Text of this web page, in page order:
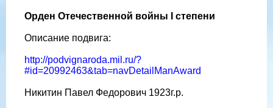
Орден Отечественной войны I степени
Описание подвига:
http://podvignaroda.mil.ru/?
#id=20992463&tab=navDetailManAward
Никитин Павел Федорович 1923г.р.